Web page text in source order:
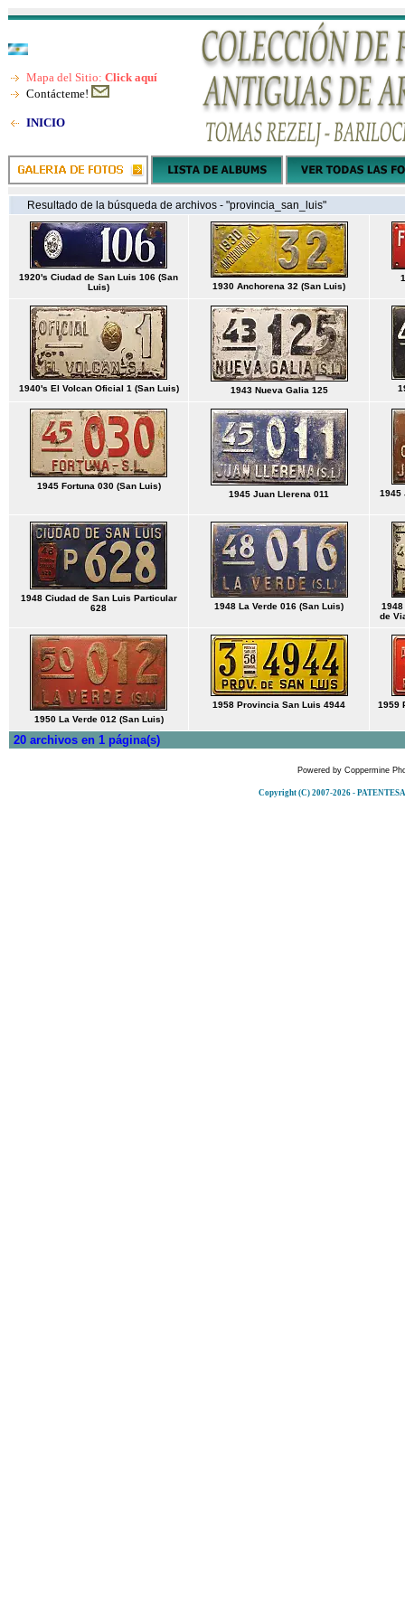
Mapa del Sitio: Click aquí
Contácteme!
INICIO
Resultado de la búsqueda de archivos - "provincia_san_luis"
1920's Ciudad de San Luis 106 (San
Luis)
1930 Anchorena 32 (San Luis)
1940's El Volcan Oficial 1 (San Luis) 1943 Nueva Galia 125
1945 Fortuna 030 (San Luis)
1945 Juan Llerena 011
1945
1948 Ciudad de San Luis Particular
628
1948 La Verde 016 (San Luis)
de
1950 La Verde 012 (San Luis)
1958 Provincia San Luis 4944 1959
20 archivos en 1 página(s)
Powered by Coppermine
Copyright (C) 2007-2026 -